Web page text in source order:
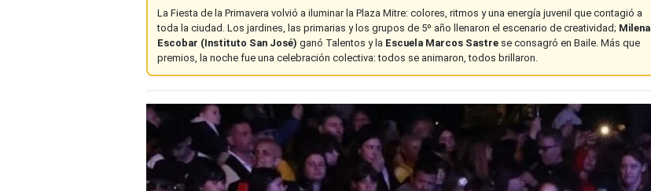
La Fiesta de la Primavera volvió a iluminar la Plaza Mitre: colores, ritmos y una energía juvenil que contagió a
toda la ciudad. Los jardines, las primarias y los grupos de 5º año llenaron el escenario de creatividad; Milena
Escobar (Instituto San José) ganó Talentos y la Escuela Marcos Sastre se consagró en Baile. Más que
premios, la noche fue una celebración colectiva: todos se animaron, todos brillaron.